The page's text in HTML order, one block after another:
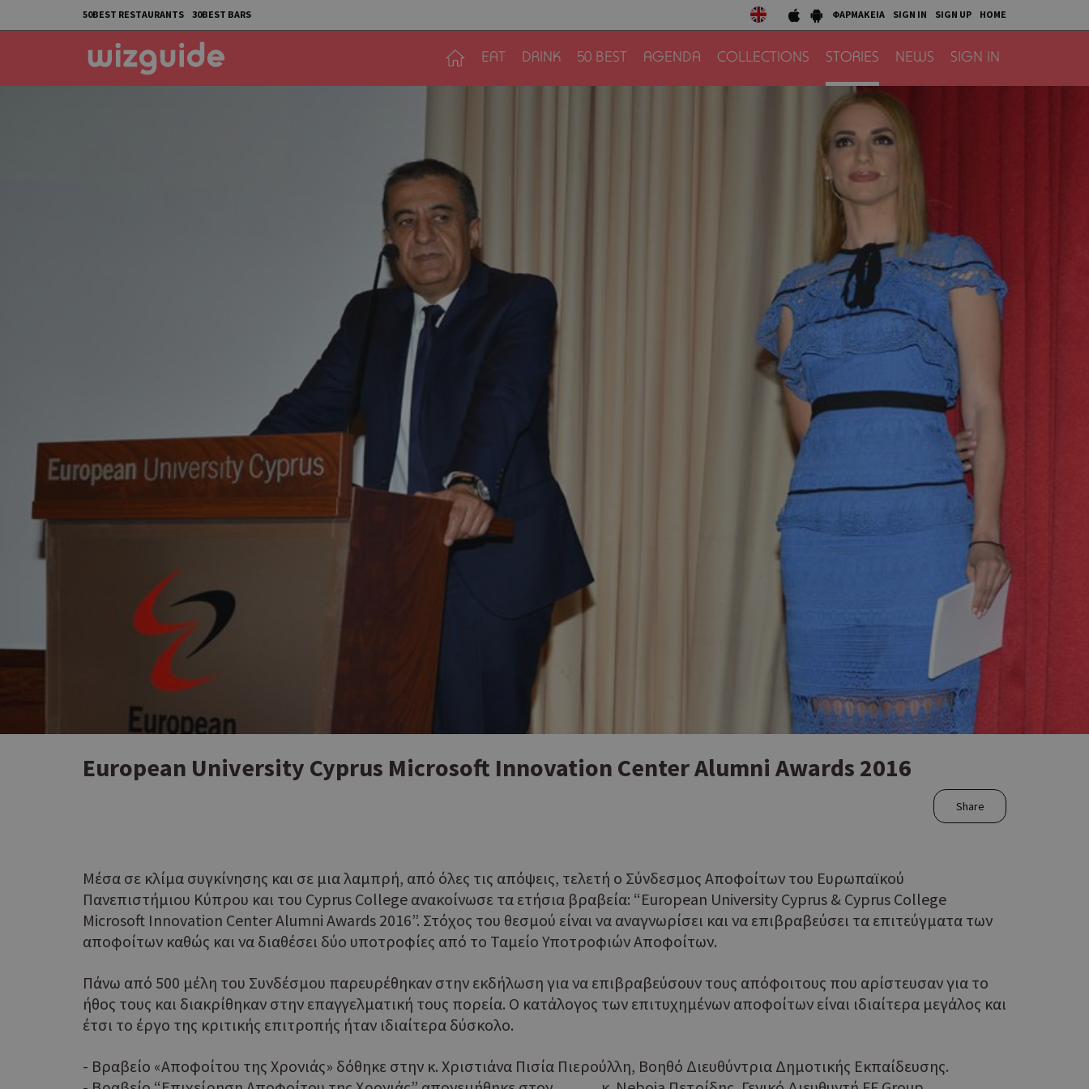
50BEST RESTAURANTS 30BEST BARS ΦΑΡΜΑΚΕΙΑ SIGN IN SIGN UP HOME
EAT DRINK 50 BEST AGENDA COLLECTIONS STORIES NEWS SIGN IN
European University Cyprus Microsoft Innovation Center Alumni Awards 2016
Share
Μέσα σε κλίμα συγκίνησης και σε μια λαμπρή, από όλες τις απόψεις, τελετή ο Σύνδεσμος Αποφοίτων του Ευρωπαϊκού
Πανεπιστήμιου Κύπρου και του Cyprus College ανακοίνωσε τα ετήσια βραβεία: “European University Cyprus & Cyprus College
Microsoft Innovation Center Alumni Awards 2016”. Στόχος του θεσμού είναι να αναγνωρίσει και να επιβραβεύσει τα επιτεύγματα των
αποφοίτων καθώς και να διαθέσει δύο υποτροφίες από το Ταμείο Υποτροφιών Αποφοίτων.
Πάνω από 500 μέλη του Συνδέσμου παρευρέθηκαν στην εκδήλωση για να επιβραβεύσουν τους απόφοιτους που αρίστευσαν για το
ήθος τους και διακρίθηκαν στην επαγγελματική τους πορεία. Ο κατάλογος των επιτυχημένων αποφοίτων είναι ιδιαίτερα μεγάλος και
έτσι το έργο της κριτικής επιτροπής ήταν ιδιαίτερα δύσκολο.
- Βραβείο «Αποφοίτου της Χρονιάς» δόθηκε στην κ. Χριστιάνα Πισία Πιερούλλη, Βοηθό Διευθύντρια Δημοτικής Εκπαίδευσης.